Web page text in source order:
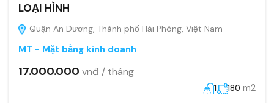
LOẠI HÌNH
Quận An Dương, Thành phố Hải Phòng, Việt Nam
MT - Mặt bằng kinh doanh
17.000.000 vnđ / tháng
1 180 m2